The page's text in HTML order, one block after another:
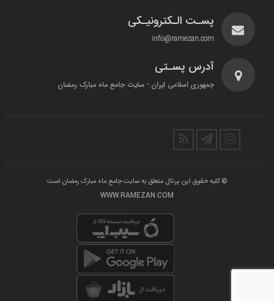
پسـت الـکترونیـکی
info@ramezan.com
آدرس پسـتی
جمهوری اسلامی ایران - سایت جامع ماه مبارک رمضان
© کلیه حقوق این پرتال متعلق به سایت جامع ماه مبارک رمضان است
WWW.RAMEZAN.COM